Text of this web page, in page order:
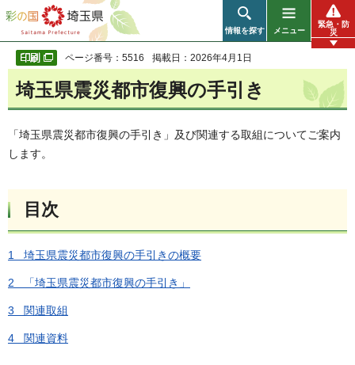
彩の国 埼玉県
情報を探す メニュー
緊急・防
災
ページ番号：5516 掲載日：2026年4月1日
埼玉県震災都市復興の手引き
「埼玉県震災都市復興の手引き」及び関連する取組についてご案内
します。
目次
1 埼玉県震災都市復興の手引きの概要
2 「埼玉県震災都市復興の手引き」
3 関連取組
4 関連資料